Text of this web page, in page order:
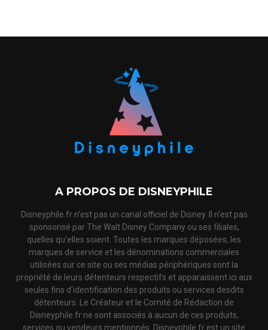
A PROPOS DE DISNEYPHILE
Disneyphile.fr n'est pas un canal officiel de Disney. Il n'est pas
sponsorisé par The Walt Disney Company ou ses filiales,
quelles qu'elles soient. Toutes les marques déposées, les
marques de service et les dénominations commerciales
utilisées sur ce site ou ses médias périphériques sont la
propriété de leurs détenteurs respectifs et apparaissent ici aux
seules fins d'identification des produits ou services desdits
détenteurs. Le Créateur et le Comité de Rédaction de
Disneyphile.fr ne sont associés à aucun de ces produits,
services ou vendeurs mentionnés. Disneyphile.fr est un site